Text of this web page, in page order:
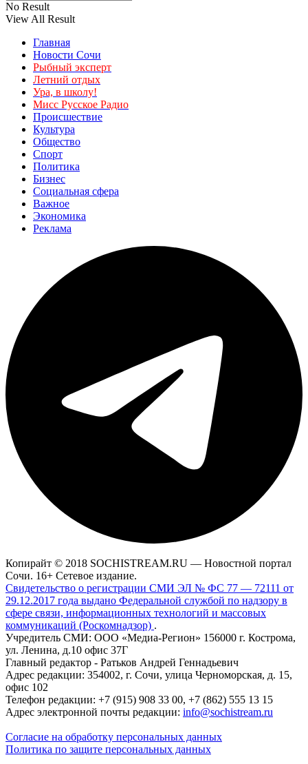
No Result
View All Result
Главная
Новости Сочи
Рыбный эксперт
Летний отдых
Ура, в школу!
Мисс Русское Радио
Происшествие
Культура
Общество
Спорт
Политика
Бизнес
Социальная сфера
Важное
Экономика
Реклама
Копирайт © 2018 SOCHISTREAM.RU — Новостной портал
Сочи. 16+ Сетевое издание.
Свидетельство о регистрации СМИ ЭЛ № ФС 77 — 72111 от
29.12.2017 года выдано Федеральной службой по надзору в
сфере связи, информационных технологий и массовых
коммуникаций (Роскомнадзор) .
Учредитель СМИ: ООО «Медиа-Регион» 156000 г. Кострома,
ул. Ленина, д.10 офис 37Г
Главный редактор - Ратьков Андрей Геннадьевич
Адрес редакции: 354002, г. Сочи, улица Черноморская, д. 15,
офис 102
Телефон редакции: +7 (915) 908 33 00, +7 (862) 555 13 15
Адрес электронной почты редакции: info@sochistream.ru
Согласие на обработку персональных данных
Политика по защите персональных данных